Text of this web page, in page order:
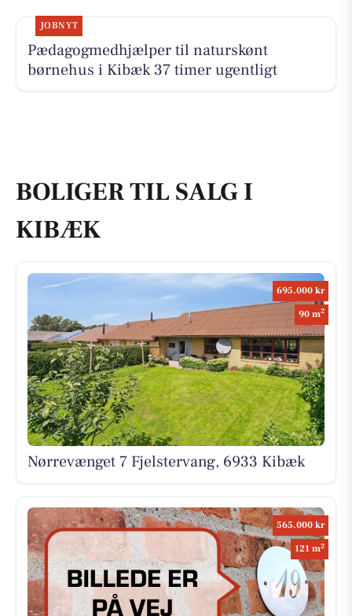
JOBNYT
Pædagogmedhjælper til naturskønt
børnehus i Kibæk 37 timer ugentligt
BOLIGER TIL SALG I
KIBÆK
695.000 kr
90 m2
Nørrevænget 7 Fjelstervang, 6933 Kibæk
565.000 kr
121 m2